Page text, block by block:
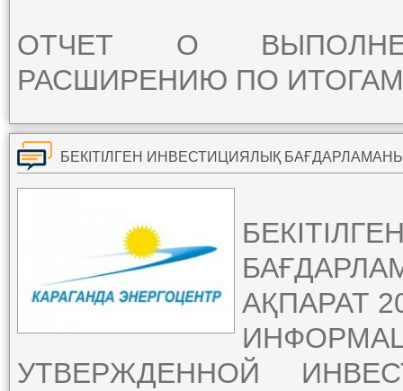
ОТЧЕТ О
РАСШИРЕНИЮ ПО
АҚПАРАТ
УТВЕРЖДЕННОЙ